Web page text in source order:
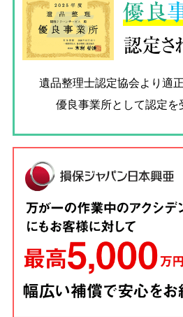
優良
認定さ
遺品整理士認定協会より適
優良事業所として認定を